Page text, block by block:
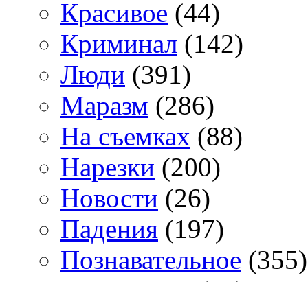
Красивое (44)
Криминал (142)
Люди (391)
Маразм (286)
На съемках (88)
Нарезки (200)
Новости (26)
Падения (197)
Познавательное (355)